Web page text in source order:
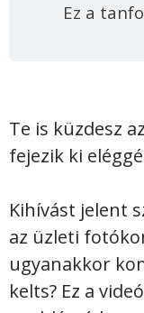
Ez a
Te is küzdesz
fejezik ki
Kihívást jelent
az üzleti
ugyanakkor
kelts? Ez a